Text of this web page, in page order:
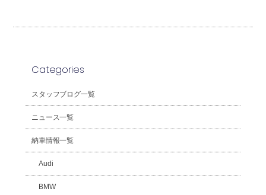
Categories
スタッフブログ一覧
ニュース一覧
納車情報一覧
Audi
BMW